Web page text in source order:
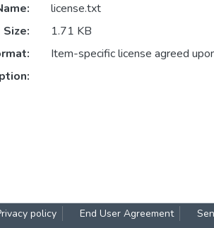
license.txt
Size:
1.71 KB
Item-specific license agreed
policy End User Agreement